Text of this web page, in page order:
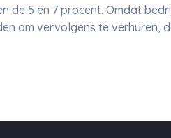
de 5 en 7 procent. Omdat
om vervolgens te verhuren,